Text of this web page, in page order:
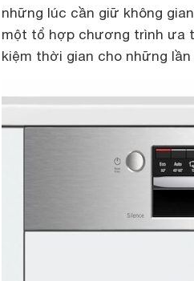
những lúc cần giữ không
một tổ hợp chương trình ưa
kiệm thời gian cho những